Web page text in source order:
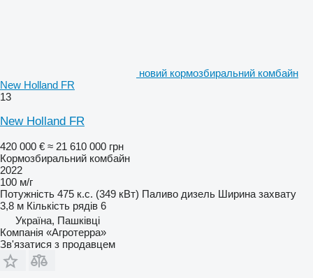
новий кормозбиральний комбайн
New Holland FR
13
New Holland FR
420 000 € ≈ 21 610 000 грн
Кормозбиральний комбайн
2022
100 м/г
Потужність 475 к.с. (349 кВт) Паливо дизель Ширина захвату
3,8 м Кількість рядів 6
Україна, Пашківці
Компанія «Агротерра»
Зв'язатися з продавцем